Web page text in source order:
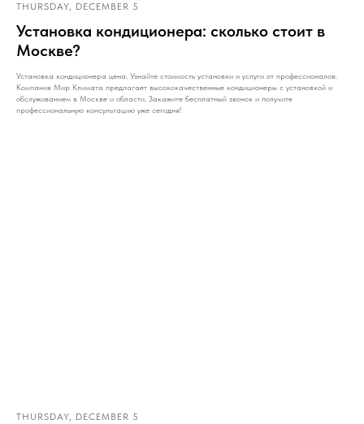
THURSDAY, DECEMBER 5
Установка кондиционера: сколько стоит в
Москве?
Установка кондиционера цена. Узнайте стоимость установки и услуги от профессионалов.
Компания Мир Климата предлагает высококачественные кондиционеры с установкой и
обслуживанием в Москве и области. Закажите бесплатный звонок и получите
профессиональную консультацию уже сегодня!
THURSDAY, DECEMBER 5